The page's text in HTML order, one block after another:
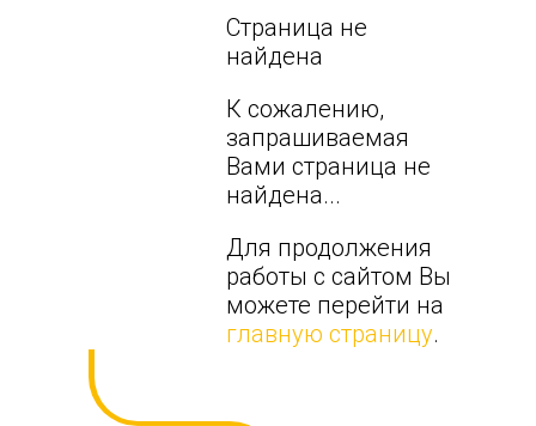
Страница не
найдена
К сожалению,
запрашиваемая
Вами страница не
найдена...
Для продолжения
работы с сайтом Вы
можете перейти на
главную страницу.